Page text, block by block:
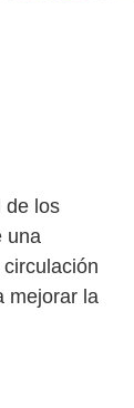
de los
una
mejorar la